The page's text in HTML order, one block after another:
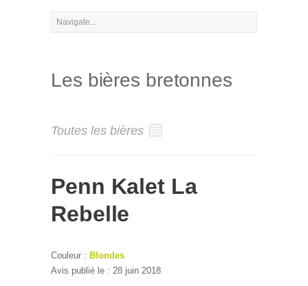
Les bières bretonnes
Toutes les bières
Penn Kalet La
Rebelle
Couleur : Blondes
Avis publié le : 28 juin 2018